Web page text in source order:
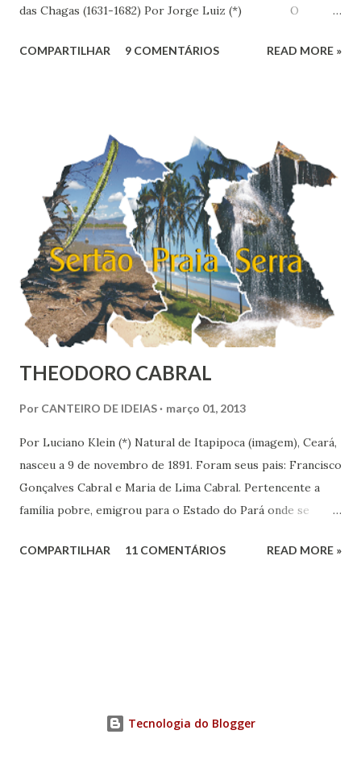
das Chagas (1631-1682) Por Jorge Luiz (*) O
no dia 18 último, resultado de pesquisa que revela que em
uma felicidade média de 6,8 no Brasil em 2010. O
Nordeste é a região mais feliz do Brasil, com nota média de
7,38. Se fosse considerado um país, nós nordestinos
ficaríamos em 9º na classificação global, entre belgas e
finlandeses. Apesar de ser considerada a região mais rica
do Brasil, o Sudoeste foi con...
COMPARTILHAR 9 COMENTÁRIOS READ MORE »
THEODORO CABRAL
Por CANTEIRO DE IDEIAS março 01, 2013
Por Luciano Klein (*) Natural de Itapipoca (imagem), Ceará,
nasceu a 9 de novembro de 1891. Foram seus pais: Francisco
Gonçalves Cabral e Maria de Lima Cabral. Pertencente a
família pobre, emigrou para o Estado do Pará onde se
nos estudos, adquiriu conhecimentos gerais, notadamente
COMPARTILHAR 11 COMENTÁRIOS READ MORE »
Tecnologia do Blogger